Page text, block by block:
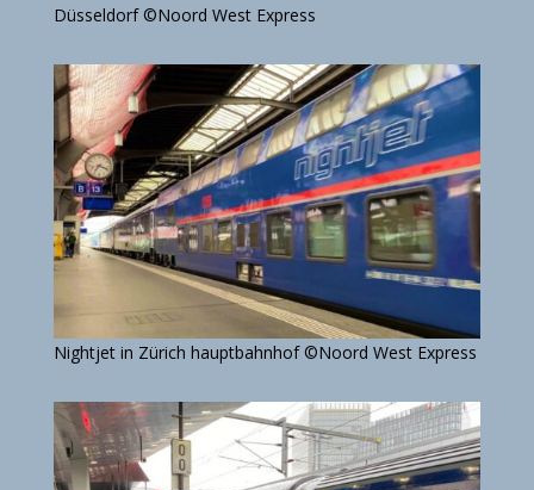
Düsseldorf©Noord West Express
Nightjet in Zürich hauptbahnhof ©Noord West Express